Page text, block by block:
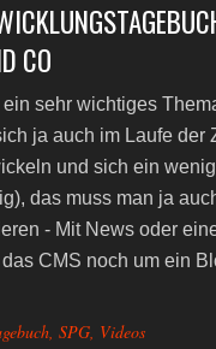
CO
sehr wichtiges
ja auch im Laufe der
und sich ein
das muss man ja
- Mit News oder
CMS noch um ein
, SPG, Videos